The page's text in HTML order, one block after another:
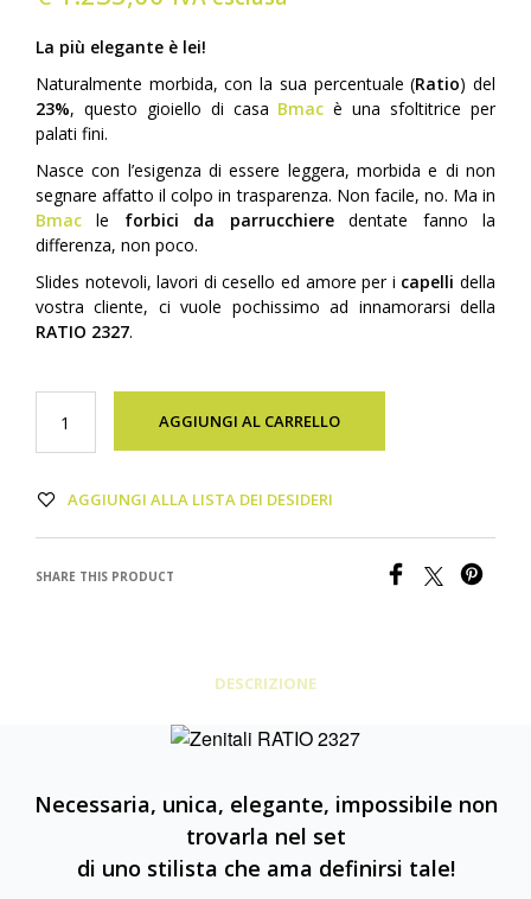
La più elegante è lei!
Naturalmente morbida, con la sua percentuale (Ratio) del
23%, questo gioiello di casa Bmac è una sfoltitrice per
palati fini.
Nasce con l’esigenza di essere leggera, morbida e di non
segnare affatto il colpo in trasparenza. Non facile, no. Ma in
Bmac le forbici da parrucchieredentate fanno la
differenza, non poco.
Slides notevoli, lavori di cesello ed amore per i capelli della
vostra cliente, ci vuole pochissimo ad innamorarsi della
RATIO 2327.
AGGIUNGI AL CARRELLO
AGGIUNGI ALLA LISTA DEI DESIDERI
SHARE THIS PRODUCT
DESCRIZIONE
Necessaria, unica, elegante, impossibile non
trovarla nel set
di uno stilista che ama definirsi tale!